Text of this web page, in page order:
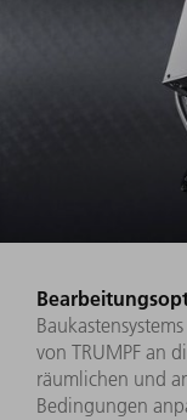
von TRUMPF an
räumlichen und
Bedingungen